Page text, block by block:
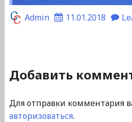
Admin 11.01.2018
Добавить
Для отправки комментария
авторизоваться.